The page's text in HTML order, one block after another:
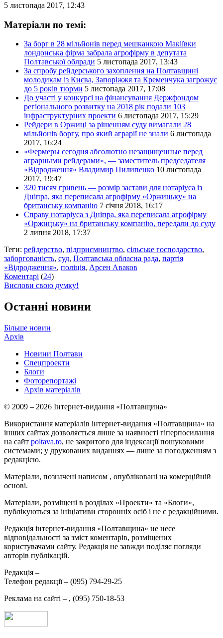
5 листопада 2017, 12:43
Матеріали по темі:
За борг в 28 мільйонів перед мешканкою Макіївки
лондонська фірма забрала агрофірму в депутата
Полтавської облради 5 листопада 2017, 13:43
За спробу рейдерського захоплення на Полтавщині
молодикам із Києва, Запоріжжя та Кременчука загрожує
до 5 років тюрми 5 листопада 2017, 17:08
До участі у конкурсі на фінансування Держфондом
регіонального розвитку на 2018 рік подали 103
інфраструктурних проекти 6 листопада 2017, 15:29
Рейдери в Оржиці за рішенням суду вимагали 28
мільйонів боргу, про який аграрії не знали 6 листопада
2017, 16:24
«Фермеры сегодня абсолютно незащищенные перед
аграрными рейдерами», — заместитель председателя
«Відродження» Владимир Пилипенко 10 листопада
2017, 19:47
320 тисяч гривень — розмір застави для нотаріуса із
Дніпра, яка переписала агрофірму «Оржицьку» на
британську компанію 7 січня 2018, 16:17
Справу нотаріуса з Дніпра, яка переписала агрофірму
«Оржицьку» на британську компанію, передали до суду
2 липня 2018, 17:37
Теги: рейдерство, підприємництво, сільське господарство,
заборгованість, суд, Полтавська обласна рада, партія
«Відродження», поліція, Арсен Аваков
Коментарі (24)
Вислови свою думку!
Останні новини
Більше новин
Архів
Новини Полтави
Спецпроекти
Блоги
Фоторепортажі
Архів матеріалів
© 2009 – 2026 Інтернет-видання «Полтавщина»
Використання матеріалів інтернет-видання «Полтавщина» на
інших сайтах дозволяється лише за наявності гіперпосилання
на сайт poltava.to, не закритого для індексації пошуковими
системами; у друкованих виданнях — лише за погодженням з
редакцією.
Матеріали, позначені написом , опубліковані на комерційній
основі.
Матеріали, розміщені в розділах «Проекти» та «Блоги»,
публікуються за ініціативи сторонніх осіб і не є редакційними.
Редакція інтернет-видання «Полтавщина» не несе
відповідальності за зміст коментарів, розміщених
користувачами сайту. Редакція не завжди поділяє погляди
авторів публікацій.
Редакція –
Телефон редакції – (095) 794-29-25
Реклама на сайті – , (095) 750-18-53